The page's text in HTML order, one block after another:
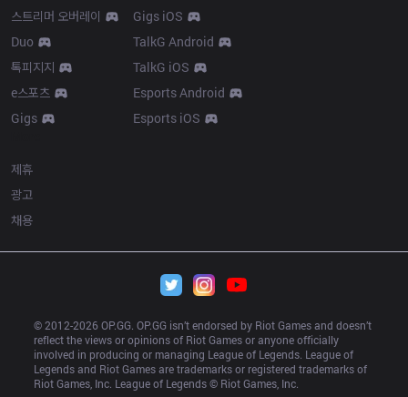
스트리머 오버레이
Duo
톡피지지
e스포츠
Gigs
Gigs iOS
TalkG Android
TalkG iOS
Esports Android
Esports iOS
제휴
광고
채용
© 2012-2026 OP.GG. OP.GG isn’t endorsed by Riot Games and doesn’t
reflect the views or opinions of Riot Games or anyone officially
involved in producing or managing League of Legends. League of
Legends and Riot Games are trademarks or registered trademarks of
Riot Games, Inc. League of Legends © Riot Games, Inc.